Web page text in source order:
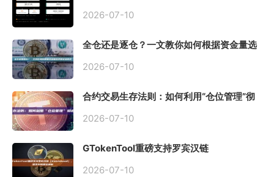
2026-07-10
全仓还是逐仓？一文教你如何根据资金量选
2026-07-10
合约交易生存法则：如何利用“仓位管理”彻
2026-07-10
GTokenTool重磅支持罗宾汉链
2026-07-10